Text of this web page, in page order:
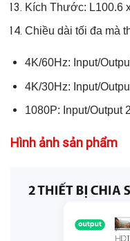
Kích Thước: L100.6
Chiều dài tối đa mà
4K/60Hz: Input/
4K/30Hz: Input/
1080P: Input/Output
Hình ảnh sản phẩm